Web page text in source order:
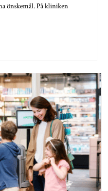
önskemål. På kliniken